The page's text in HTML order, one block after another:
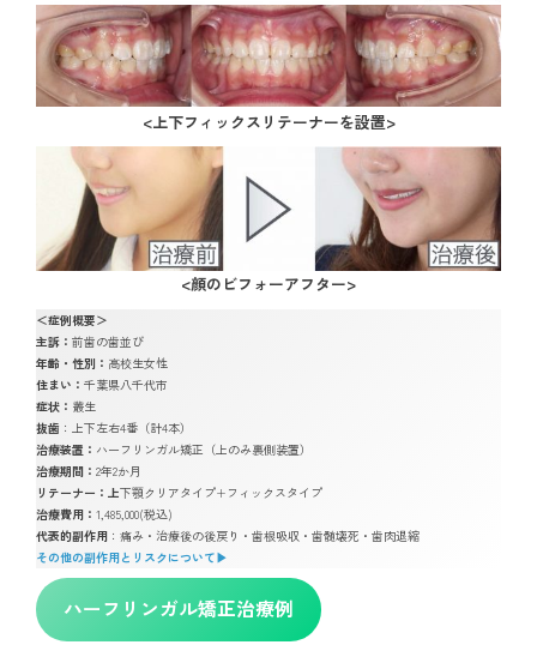
<上下フィックスリテーナーを設置>
<顔のビフォーアフター>
＜症例概要＞
主訴： 前歯の歯並び
年齢・性別： 高校生女性
住まい： 千葉県八千代市
症状： 叢生
抜歯 ：上下左右4番（計4本）
治療装置： ハーフリンガル矯正（上のみ裏側装置）
治療期間： 2年2か月
リテーナー：上下顎クリアタイプ+フィックスタイプ
治療費用： 1,485,000(税込)
代表的副作用 ：痛み・治療後の後戻り・歯根吸収・歯髄壊死・歯肉退縮
その他の副作用とリスクについて▶︎
ハーフリンガル矯正治療例